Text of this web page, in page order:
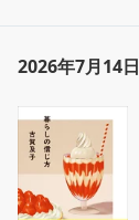
2026年7月14日